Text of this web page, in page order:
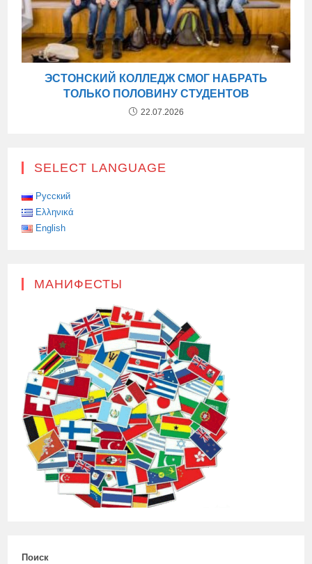
ЭСТОНСКИЙ КОЛЛЕДЖ СМОГ НАБРАТЬ
ТОЛЬКО ПОЛОВИНУ СТУДЕНТОВ
22.07.2026
SELECT LANGUAGE
Русский
Ελληνικά
English
МАНИФЕСТЫ
Поиск